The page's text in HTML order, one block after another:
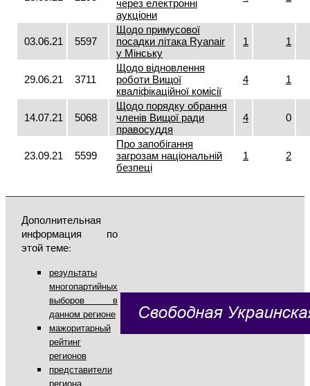
через електронні
аукціони
03.06.21 5597
Щодо примусової
посадки літака Ryаnair
у Мінську
1 1
29.06.21 3711
Щодо відновлення
роботи Вищої
кваліфікаційної комісії
4 1
14.07.21 5068
Щодо порядку обрання
членів Вищої ради
правосуддя
4 0
23.09.21 5599
Про запобігання
загрозам національній
безпеці
1 2
Дополнительная
информация по
этой теме:
результаты
многопартийных
выборов в
данном регионе
мажоритарный
рейтинг
регионов
представители
региона